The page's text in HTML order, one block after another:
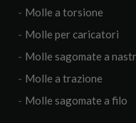
Molle a torsione
Molle per caricatori
Molle sagomate a
Molle a trazione
Molle sagomate a filo